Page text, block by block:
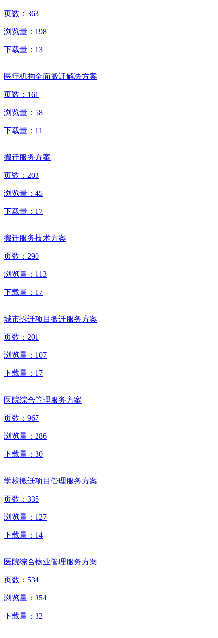
页数： 363
浏览量： 198
下载量： 13
医疗机构全面搬迁解决方案
页数： 161
浏览量： 58
下载量： 11
搬迁服务方案
页数： 203
浏览量： 45
下载量： 17
搬迁服务技术方案
页数： 290
浏览量： 113
下载量： 17
城市拆迁项目搬迁服务方案
页数： 201
浏览量： 107
下载量： 17
医院综合管理服务方案
页数： 967
浏览量： 286
下载量： 30
学校搬迁项目管理服务方案
页数： 335
浏览量： 127
下载量： 14
医院综合物业管理服务方案
页数： 534
浏览量： 354
下载量： 32